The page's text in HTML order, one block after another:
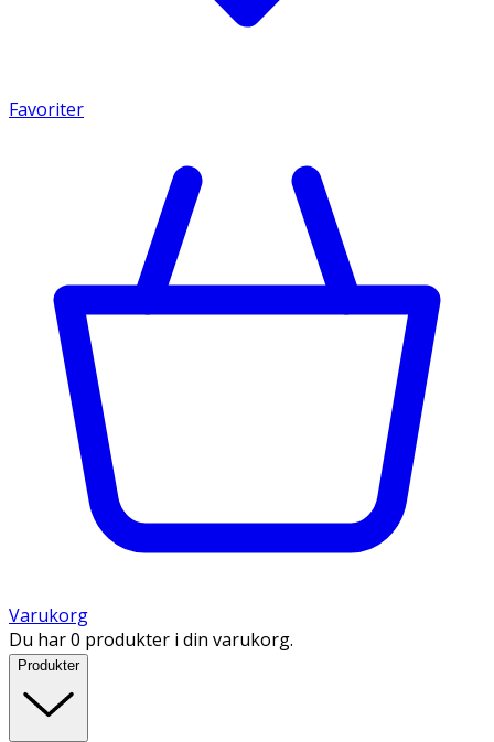
Favoriter
Varukorg
Du har 0 produkter i din varukorg.
Produkter